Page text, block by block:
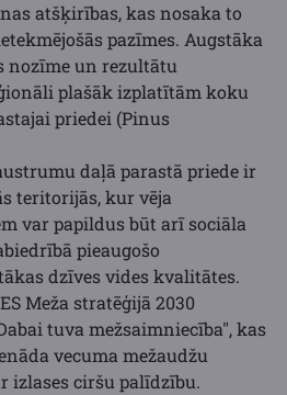
atšķirības, kas nosaka to
pazīmes. Augstāka
nozīme un rezultātu
plašāk izplatītām koku
priedei (Pinus
daļā parastā priede ir
teritorijās, kur vēja
var papildus būt arī sociāla
pieaugošo
dzīves vides kvalitātes.
Meža stratēģijā 2030
tuva mežsaimniecība", kas
vecuma mežaudžu
izlases ciršu palīdzību.